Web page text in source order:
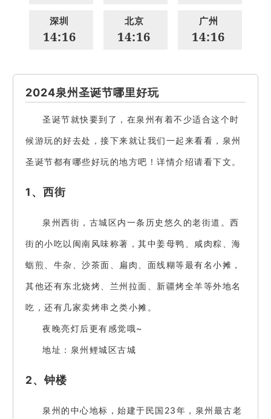
深圳
14:16
北京
14:16
广州
14:16
2024泉州圣诞节哪里好玩
圣诞节就快要到了，在泉州有着不少适合这个时
候游玩的好去处，接下来就让我们一起来看看，泉州
圣诞节都有哪些好玩的地方吧！详情介绍请看下文。
1、西街
泉州西街，古城区内一条历史悠久的老街道。西
街的小吃以闽南风味称著，其中姜母鸭、咸肉粽、海
蛎煎、牛杂、沙茶面、扁肉、面线糊等最有名小摊，
其他还有东北烧烤、兰州拉面、新疆烤全羊等外地名
吃，还有几家卖烤串之类小摊。
夜晚亮灯后更有感觉哦~
地址：泉州鲤城区古城
2、钟楼
泉州的中心地标，始建于民国23年，泉州最古老